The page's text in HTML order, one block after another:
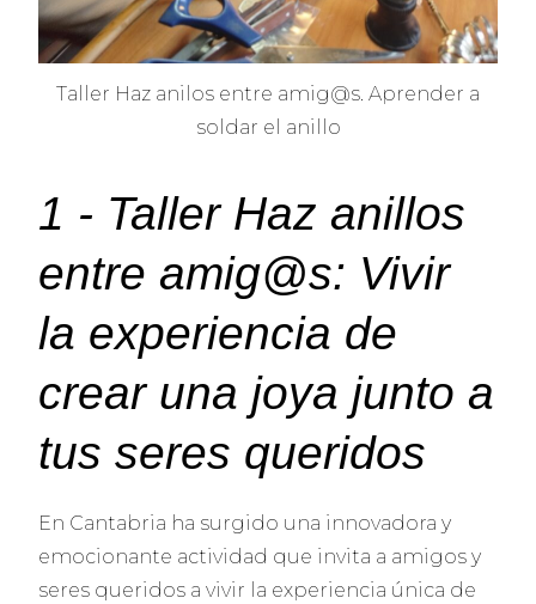
Taller Haz anilos entre amig@s. Aprender a
soldar el anillo
1 - Taller Haz anillos
entre amig@s: Vivir
la experiencia de
crear una joya junto a
tus seres queridos
En Cantabria ha surgido una innovadora y
emocionante actividad que invita a amigos y
seres queridos a vivir la experiencia única de